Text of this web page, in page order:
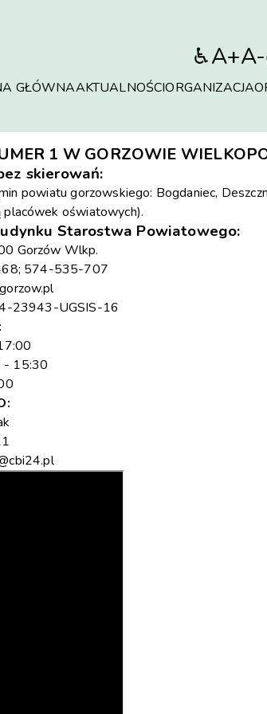
♿︎A+A-
GŁÓWNAAKTUALNOŚCIORGANIZACJA
1 W GORZOWIE
skierowań:
powiatu gorzowskiego: Bogdaniec,
placówek oświatowych).
Starostwa Powiatowego:
Gorzów Wlkp.
574-535-707
23943-UGSIS-16
- 15:30